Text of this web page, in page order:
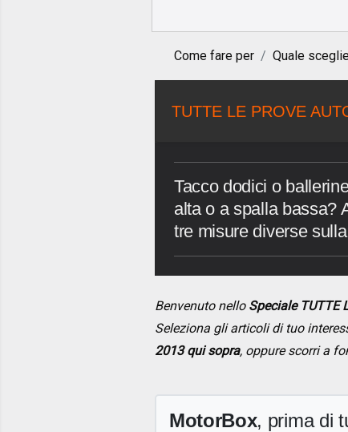
Come fare per Quale
TUTTE LE PROVE
Tacco dodici o
alta o a spalla bassa?
tre misure diverse
Benvenuto nello Speciale TUTTE
Seleziona gli articoli di tuo
2013 qui sopra, oppure scorri a
MotorBox, prima di